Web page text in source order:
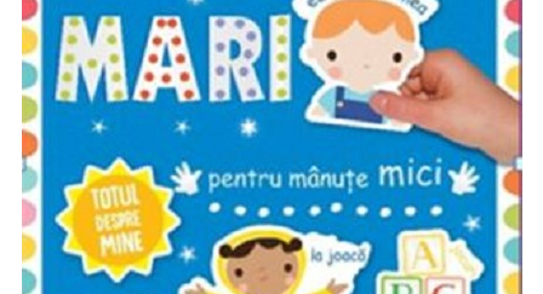
Radiere
Ascutițori
Corectoare și lipici
Mine și rezerve
Cretă școlară și creativă
Accesorii școlare
Coperți caiete si cărți
Etichete școlare
Carnete pentru elevi